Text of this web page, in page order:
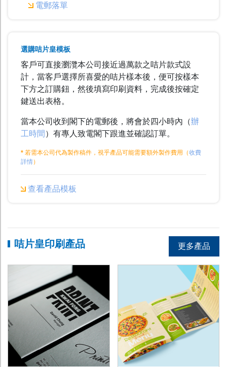
電郵落單
選購咭片皇模板
客戶可直接瀏灠本公司接近過萬款之咭片款式設
計，當客戶選擇所喜愛的咭片樣本後，便可按樣本
下方之訂購鈕，然後填寫印刷資料，完成後按確定
鍵送出表格。
當本公司收到閣下的電郵後，將會於四小時內（辦
工時間）有專人致電閣下跟進並確認訂單。
* 若需本公司代為製作稿件，視乎產品可能需要額外製作費用（收費
詳情）
查看產品模板
咭片皇印刷產品 更多產品